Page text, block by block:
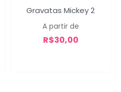
Gravatas Mickey 2
A partir de
R$30,00